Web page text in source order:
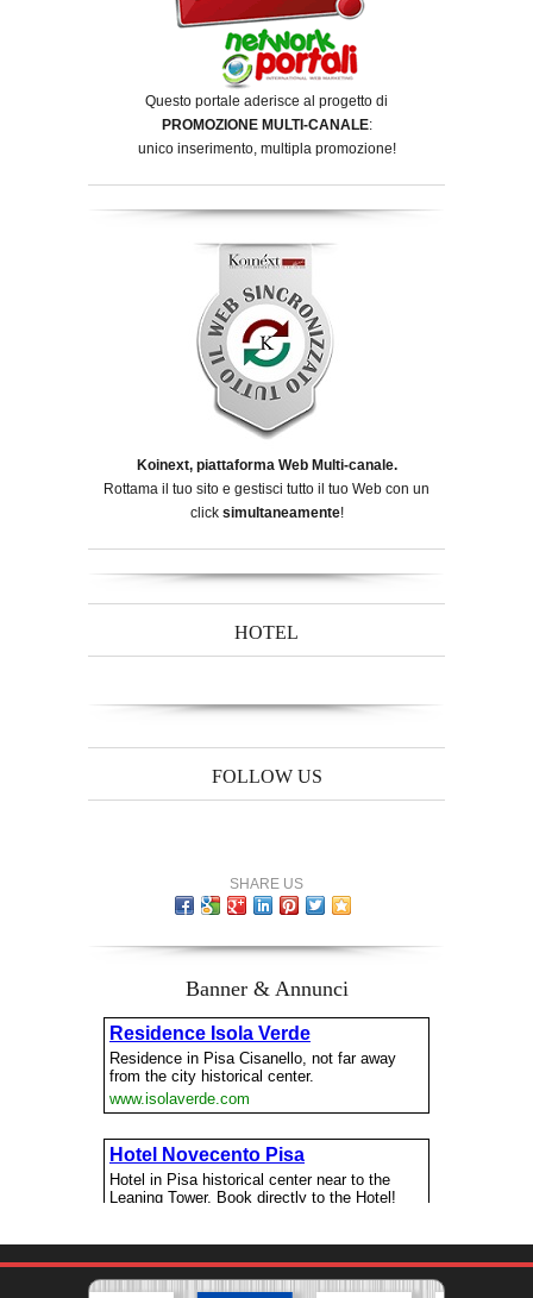
Questo portale aderisce al progetto di
PROMOZIONE MULTI-CANALE:
unico inserimento, multipla promozione!
Koinext, piattaforma Web Multi-canale.
Rottama il tuo sito e gestisci tutto il tuo Web con un
click simultaneamente!
HOTEL
FOLLOW US
SHARE US
Banner & Annunci